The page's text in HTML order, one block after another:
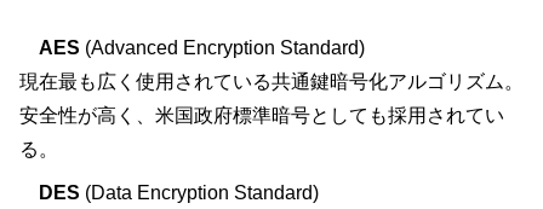
AES (Advanced Encryption Standard)
現在最も広く使用されている共通鍵暗号化アルゴリズム。
安全性が高く、米国政府標準暗号としても採用されてい
る。
DES (Data Encryption Standard)